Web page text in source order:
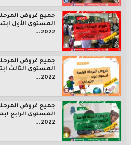
جميع فروض
المستوى الأول
2022...
جميع فروض
المستوى الثالث
2022...
جميع فروض
المستوى الرابع
2022...